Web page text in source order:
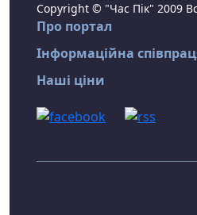
Copyright © "Час Пік" 2009
Про портал
Інформаційна
Наші ціни